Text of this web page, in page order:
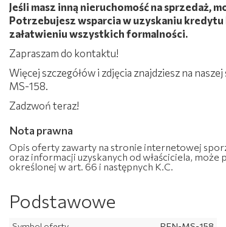
Jeśli masz inną nieruchomość na sprzedaż,
Potrzebujesz wsparcia w uzyskaniu
załatwieniu wszystkich formalności.
Zapraszam do kontaktu!
Więcej szczegółów i zdjęcia znajdziesz na
MS-158.
Zadzwoń teraz!​​​​​
Nota prawna
Opis oferty zawarty na stronie internetowej
oraz informacji uzyskanych od właściciela,
określonej w art. 66 i następnych K.C.
Podstawowe